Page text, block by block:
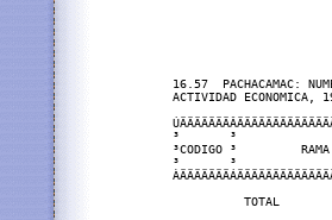
16.57  PACHACAMAC:
ACTIVIDAD ECONOMICA,
³       ³
³CODIGO ³
³       ³
TOTAL